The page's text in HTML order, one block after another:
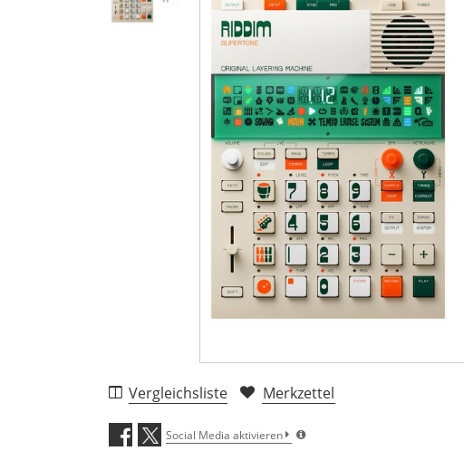
Vergleichsliste Merkzettel
Social Media aktivieren